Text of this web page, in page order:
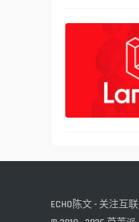
ECHO陈文 - 关注互